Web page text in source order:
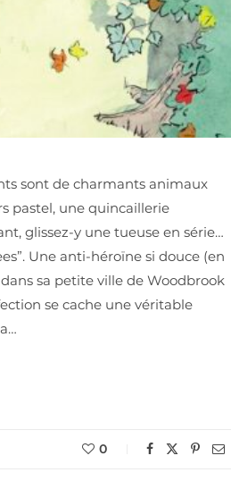
sont de charmants animaux
pastel, une quincaillerie
glissez-y une tueuse en série…
Une anti-héroïne si douce (en
sa petite ville de Woodbrook
se cache une véritable
0